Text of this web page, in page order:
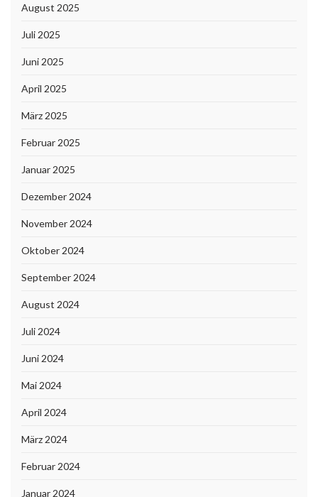
August 2025
Juli 2025
Juni 2025
April 2025
März 2025
Februar 2025
Januar 2025
Dezember 2024
November 2024
Oktober 2024
September 2024
August 2024
Juli 2024
Juni 2024
Mai 2024
April 2024
März 2024
Februar 2024
Januar 2024